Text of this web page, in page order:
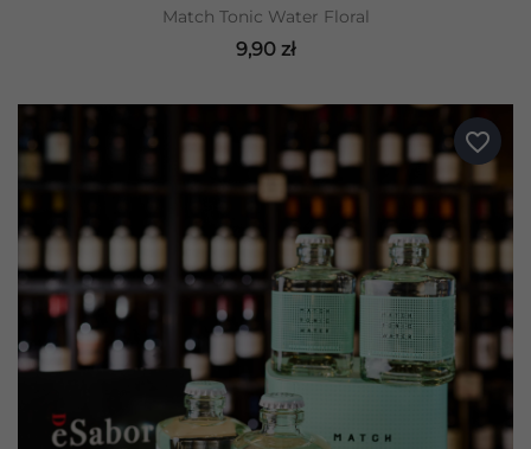
Match Tonic Water Floral
9,90 zł
favorite_border